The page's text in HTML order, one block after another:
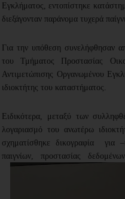
Εγκλήματος, εντοπίστηκε
διεξάγονταν παράνομα τυχερά
Για την υπόθεση συνελήφθησαν
του Τμήματος Προστασίας
Αντιμετώπισης Οργανωμένου
ιδιοκτήτης του καταστήματος.
Ειδικότερα, μεταξύ των
λογαριασμό του ανωτέρω
σχηματίσθηκε δικογραφία για
παιγνίων, προστασίας